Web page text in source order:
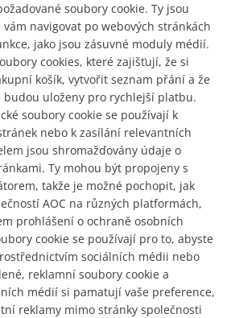
soubory cookie. Ty jsou
navigovat po webových stránkách
jako jsou zásuvné moduly médií.
cookies, které zajišťují, že si
košík, vytvořit seznam přání a že
uloženy pro rychlejší platbu.
soubory cookie se používají k
nebo k zasílání relevantních
jsou shromažďovány údaje o
Ty mohou být propojeny s
takže je možné pochopit, jak
AOC na různých platformách,
prohlášení o ochraně osobních
cookie se používají pro to, abyste
sociálních médii nebo
reklamní soubory cookie a
médií si pamatují vaše preference,
reklamy mimo stránky společnosti